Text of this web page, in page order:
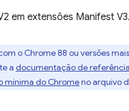
em extensões Manifest V3.
o Chrome 88 ou versões
a documentação de
mínima do Chromeno arquivo